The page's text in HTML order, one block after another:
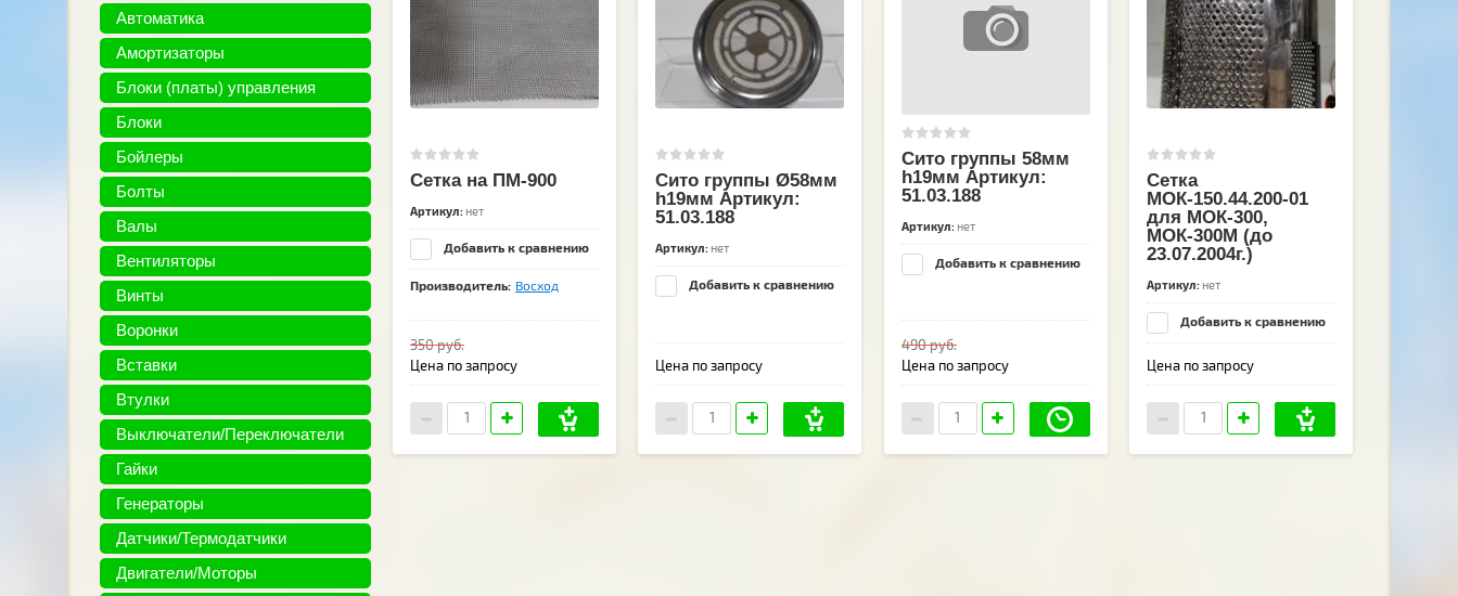
Автоматика
Амортизаторы
Блоки (платы) управления
Блоки
Бойлеры
Болты
Валы
Вентиляторы
Винты
Воронки
Вставки
Втулки
Выключатели/Переключатели
Гайки
Генераторы
Датчики/Термодатчики
Двигатели/Моторы
Сетка на ПМ-900
Артикул: нет
Добавить к сравнению
Производитель: Восход
350руб.
Цена по запросу
Сито группы Ø58мм
h19мм Артикул:
51.03.188
Артикул: нет
Добавить к сравнению
Цена по запросу
Сито группы 58мм
h19мм Артикул:
51.03.188
Артикул:нет
Добавить к сравнению
490руб.
Цена по запросу
Сетка
МОК-150.44.200-01
для МОК-300,
МОК-300М (до
23.07.2004г.)
Артикул: нет
Добавить к сравнению
Цена по запросу